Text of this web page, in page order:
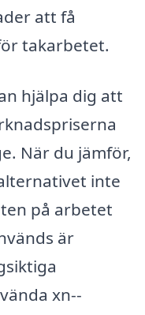
att få
takarbetet.
hjälpa dig att
När du jämför,
inte
på arbetet
är
xn--